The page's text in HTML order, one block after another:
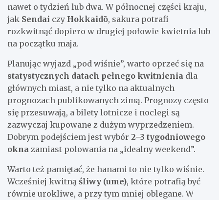
nawet o tydzień lub dwa. W północnej części kraju,
jak Sendai czy Hokkaidō, sakura potrafi
rozkwitnąć dopiero w drugiej połowie kwietnia lub
na początku maja.
Planując wyjazd „pod wiśnie”, warto oprzeć się na
statystycznych datach pełnego kwitnienia dla
głównych miast, a nie tylko na aktualnych
prognozach publikowanych zimą. Prognozy często
się przesuwają, a bilety lotnicze i noclegi są
zazwyczaj kupowane z dużym wyprzedzeniem.
Dobrym podejściem jest wybór 2–3 tygodniowego
okna zamiast polowania na „idealny weekend”.
Warto też pamiętać, że hanami to nie tylko wiśnie.
Wcześniej kwitną śliwy (ume), które potrafią być
równie urokliwe, a przy tym mniej oblegane. W